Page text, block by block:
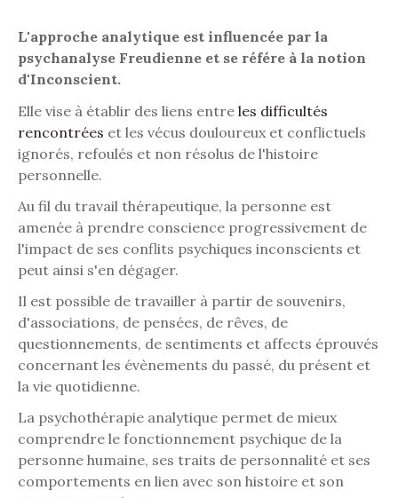
L'approche analytique est influencée par la
psychanalyse Freudienne et se référe à la notion
d'Inconscient.
Elle vise à établir des liens entre les difficultés
rencontrées et les vécus douloureux et conflictuels
ignorés, refoulés et non résolus de l'histoire
personnelle.
Au fil du travail thérapeutique, la personne est
amenée à prendre conscience progressivement de
l'impact de ses conflits psychiques inconscients et
peut ainsi s'en dégager.
Il est possible de travailler à partir de souvenirs,
d'associations, de pensées, de rêves, de
questionnements, de sentiments et affects éprouvés
concernant les évènements du passé, du présent et
la vie quotidienne.
La psychothérapie analytique permet de mieux
comprendre le fonctionnement psychique de la
personne humaine, ses traits de personnalité et ses
comportements en lien avec son histoire et son